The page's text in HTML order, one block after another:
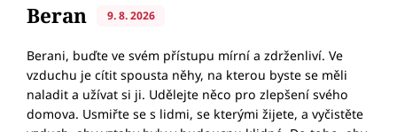
Beran 9. 8. 2026
Berani, buďte ve svém přístupu mírní a zdrženliví. Ve
vzduchu je cítit spousta něhy, na kterou byste se měli
naladit a užívat si ji. Udělejte něco pro zlepšení svého
domova. Usmiřte se s lidmi, se kterými žijete, a vyčistěte